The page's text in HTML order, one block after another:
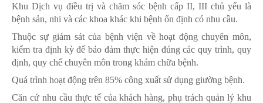
Khu Dịch vụ điều trị và chăm sóc bệnh cấp II, III chủ yếu là
bệnh sản, nhi và các khoa khác khi bệnh ổn định có nhu cầu.
Thuộc sự giám sát của bệnh viện về hoạt động chuyên môn,
kiểm tra định kỳ để bảo đảm thực hiện đúng các quy trình, quy
định, quy chế chuyên môn trong khám chữa bệnh.
Quá trình hoạt động trên 85% công xuất sử dụng giường bệnh.
Căn cứ nhu cầu thực tế của khách hàng, phụ trách quản lý khu